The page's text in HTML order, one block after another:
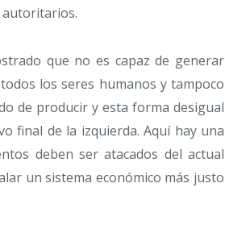
autoritarios.
que no es capaz de generar
los seres humanos y tampoco
de producir y esta forma desigual
final de la izquierda. Aquí hay una
deben ser atacados del actual
un sistema económico más justo